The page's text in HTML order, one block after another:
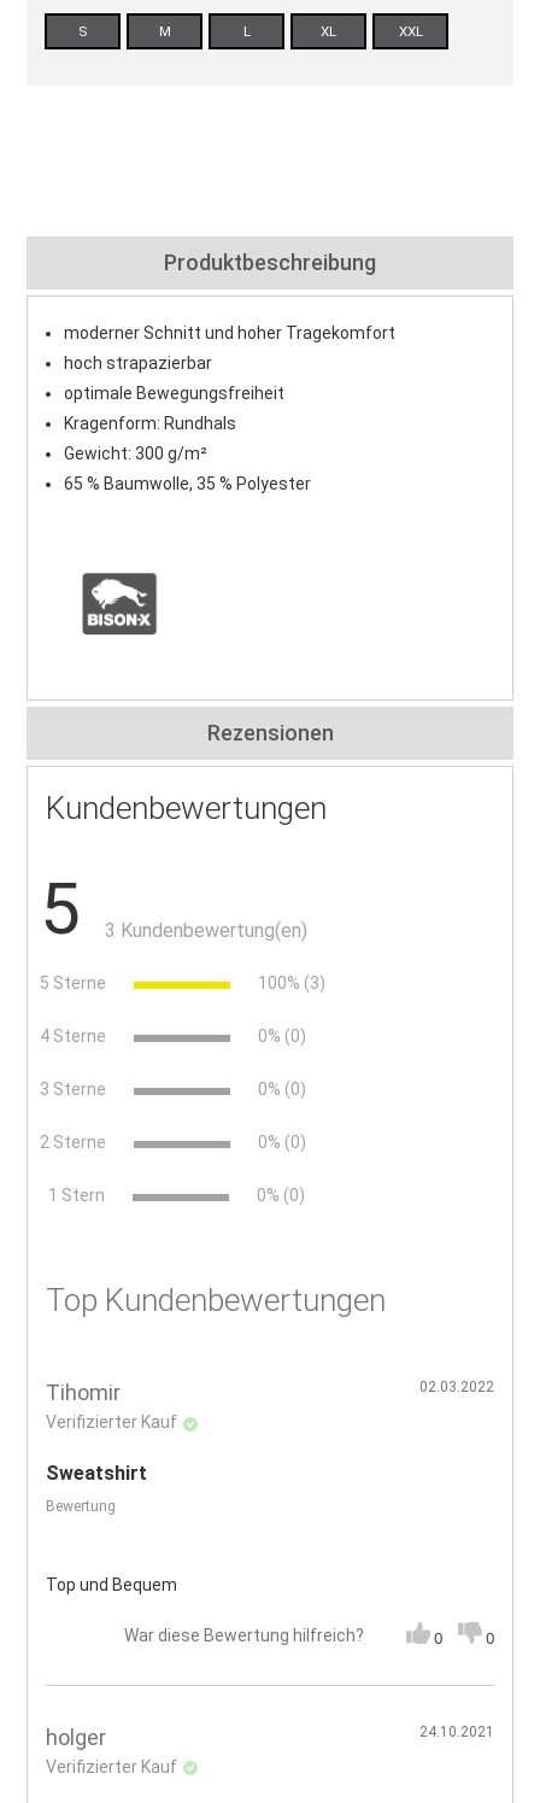
S M L XL XXL
Produktbeschreibung
moderner Schnitt und hoher Tragekomfort
hoch strapazierbar
optimale Bewegungsfreiheit
Kragenform: Rundhals
Gewicht: 300 g/m²
65 % Baumwolle, 35 % Polyester
Rezensionen
Kundenbewertungen
5 3 Kundenbewertung(en)
5 Sterne 100% (3)
4 Sterne 0% (0)
3 Sterne 0% (0)
2 Sterne 0% (0)
1 Stern 0% (0)
Top Kundenbewertungen
Tihomir
Verifizierter Kauf
02.03.2022
Sweatshirt
Bewertung
Top und Bequem
War diese Bewertung hilfreich? 0 0
holger
Verifizierter Kauf
24.10.2021